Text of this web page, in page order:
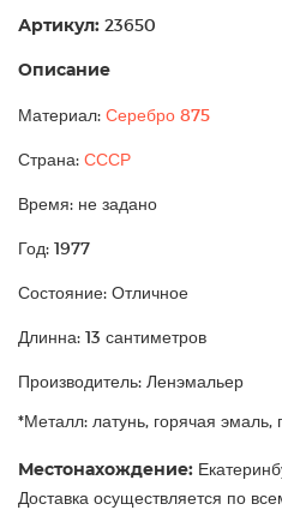
Артикул: 23650
Описание
Материал: Серебро 875
Страна: СССР
Время: не задано
Год: 1977
Состояние: Отличное
Длинна: 13 сантиметров
Производитель: Ленэмальер
*Металл: латунь, горячая эмаль,
Местонахождение:
Доставка осуществляется по